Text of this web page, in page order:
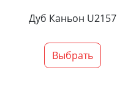
Дуб Каньон U2157
Выбрать